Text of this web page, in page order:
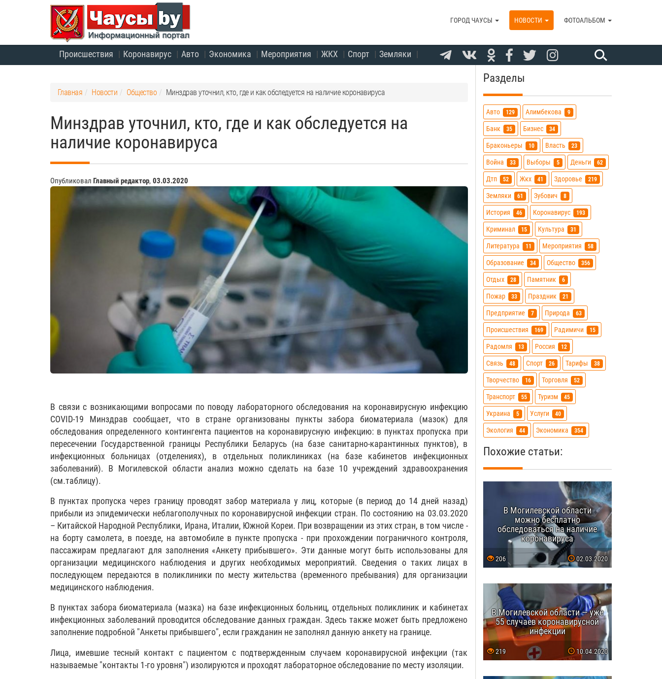
Происшествия Коронавирус Авто Экономика Мероприятия ЖКХ Спорт Земляки
ГОРОД ЧАУСЫ НОВОСТИ ФОТОАЛЬБОМ
Главная Новости Общество Минздрав уточнил, кто, где и как обследуется на наличие коронавируса
Минздрав уточнил, кто, где и как обследуется на
наличие коронавируса
Опубликовал Главный редактор, 03.03.2020
В связи с возникающими вопросами по поводу лабораторного обследования на коронавирусную инфекцию
COVID-19 Минздрав сообщает, что в стране организованы пункты забора биоматериала (мазок) для
обследования определенного контингента пациентов на коронавирусную инфекцию: в пунктах пропуска при
пересечении Государственной границы Республики Беларусь (на базе санитарно-карантинных пунктов), в
инфекционных больницах (отделениях), в отдельных поликлиниках (на базе кабинетов инфекционных
заболеваний). В Могилевской области анализ можно сделать на базе 10 учреждений здравоохранения
(см.таблицу).
В пунктах пропуска через границу проводят забор материала у лиц, которые (в период до 14 дней назад)
прибыли из эпидемически неблагополучных по коронавирусной инфекции стран. По состоянию на 03.03.2020
– Китайской Народной Республики, Ирана, Италии, Южной Кореи. При возвращении из этих стран, в том числе -
на борту самолета, в поезде, на автомобиле в пункте пропуска - при прохождении пограничного контроля,
пассажирам предлагают для заполнения «Анкету прибывшего». Эти данные могут быть использованы для
организации медицинского наблюдения и других необходимых мероприятий. Сведения о таких лицах в
последующем передаются в поликлиники по месту жительства (временного пребывания) для организации
медицинского наблюдения.
В пунктах забора биоматериала (мазка) на базе инфекционных больниц, отдельных поликлиник и кабинетах
инфекционных заболеваний проводится обследование данных граждан. Здесь также может быть предложено
заполнение подробной "Анкеты прибывшего", если гражданин не заполнял данную анкету на границе.
Лица, имевшие тесный контакт с пациентом с подтвержденным случаем коронавирусной инфекции (так
называемые "контакты 1-го уровня") изолируются и проходят лабораторное обследование по месту изоляции.
Разделы
Авто 129 Алимбекова 9
Банк 35 Бизнес 34
Браконьеры 10 Власть 23
Война 33 Выборы 5 Деньги 62
Дтп 52 Жкх 41 Здоровье 219
Земляки 61 Зубович 8
История 46 Коронавирус 193
Криминал 15 Культура 31
Литература 11 Мероприятия 58
Образование 34 Общество 356
Отдых 28 Памятник 6
Пожар 33 Праздник 21
Предприятие 7 Природа 63
Происшествия 169 Радимичи 15
Радомля 13 Россия 12
Связь 48 Спорт 26 Тарифы 38
Творчество 16 Торговля 52
Транспорт 55 Туризм 45
Украина 5 Услуги 40
Экология 44 Экономика 354
Похожие статьи:
В Могилевской области
можно бесплатно
обследоваться на наличие
коронавируса
206 02.03.2020
В Могилевской области — уже
55 случаев коронавирусной
инфекции
219 10.04.2020